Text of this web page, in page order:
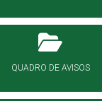
QUADRO DE AVISOS